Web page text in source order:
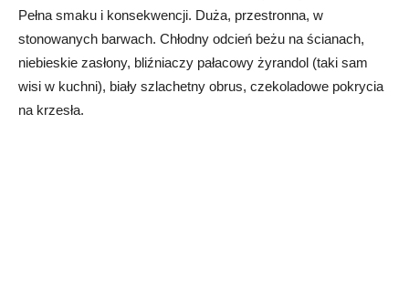
Pełna smaku i konsekwencji. Duża, przestronna, w
stonowanych barwach. Chłodny odcień beżu na ścianach,
niebieskie zasłony, bliźniaczy pałacowy żyrandol (taki sam
wisi w kuchni), biały szlachetny obrus, czekoladowe pokrycia
na krzesła.